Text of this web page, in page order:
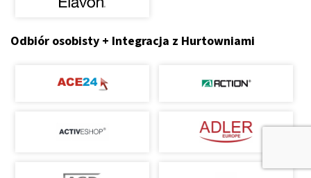
Odbiór osobisty + Integracja z Hurtowniami